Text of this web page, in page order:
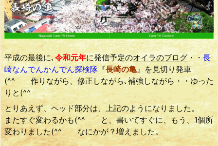
平成の最後に､令和元年に発信予定のオイラのブログ ・・長
崎なんでんかんでん探検隊『長崎の亀』を見切り発車
(^^ゞ 作りながら、修正しながら､補強しながら・・ゆった
りと(^^ゞ
とりあえず、ヘッド部分は、上記のようになりました。
またすぐ変わるかも(^^ゞ と、書いてすぐに、もう、1個所
変わりました(^^ゞ なにかが？増えました。